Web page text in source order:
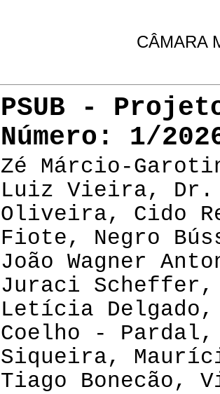
CÂMARA
PSUB -
Número : 1/
Zé Márcio-
Luiz Vieira, Dr.
Oliveira, Cido
Fiote, Negro
João Wagner
Juraci
Letícia Delgado,
Coelho - Pardal,
Siqueira,
Tiago Bonecão,